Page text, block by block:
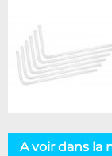
A voir dans la